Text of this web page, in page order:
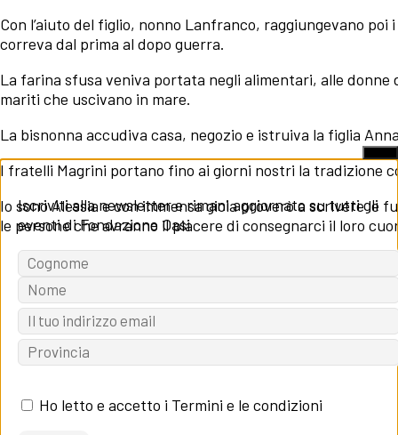
Con l’aiuto del figlio, nonno Lanfranco, raggiungevano
correva dal prima al dopo guerra.
La farina sfusa veniva portata negli alimentari, alle donne
mariti che uscivano in mare.
La bisnonna accudiva casa, negozio e istruiva la figlia
I fratelli Magrini portano fino ai giorni nostri la tradizione
Io sono Alessia e con immensa gioia proverò a scrivere le
le persone che avranno il piacere di consegnarci il loro
Scopri il menu
Iscriviti alla newsletter e rimani aggiornato su tutti gli
eventi di Fondazione Oasi
Ho letto e accetto i Termini e le condizioni